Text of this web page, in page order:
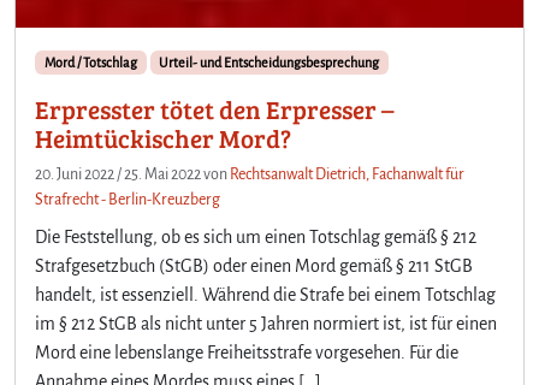
Mord / Totschlag Urteil- und Entscheidungsbesprechung
Erpresster tötet den Erpresser –
Heimtückischer Mord?
20. Juni 2022 /25. Mai 2022von Rechtsanwalt Dietrich, Fachanwalt für
Strafrecht - Berlin-Kreuzberg
Die Feststellung, ob es sich um einen Totschlag gemäß § 212
Strafgesetzbuch (StGB) oder einen Mord gemäß § 211 StGB
handelt, ist essenziell. Während die Strafe bei einem Totschlag
im § 212 StGB als nicht unter 5 Jahren normiert ist, ist für einen
Mord eine lebenslange Freiheitsstrafe vorgesehen. Für die